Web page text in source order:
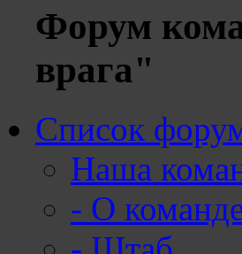
Форум
врага"
Список
Наша
- О